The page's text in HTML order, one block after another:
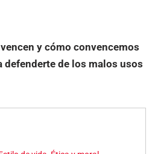
y cómo convencemos
defenderte de los malos usos